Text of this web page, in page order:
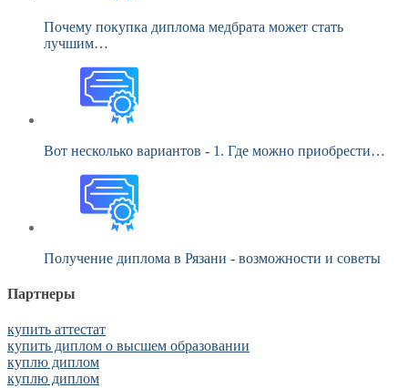
Почему покупка диплома медбрата может стать
лучшим…
Вот несколько вариантов - 1. Где можно приобрести…
Получение диплома в Рязани - возможности и советы
Партнеры
купить аттестат
купить диплом о высшем образовании
куплю диплом
куплю диплом